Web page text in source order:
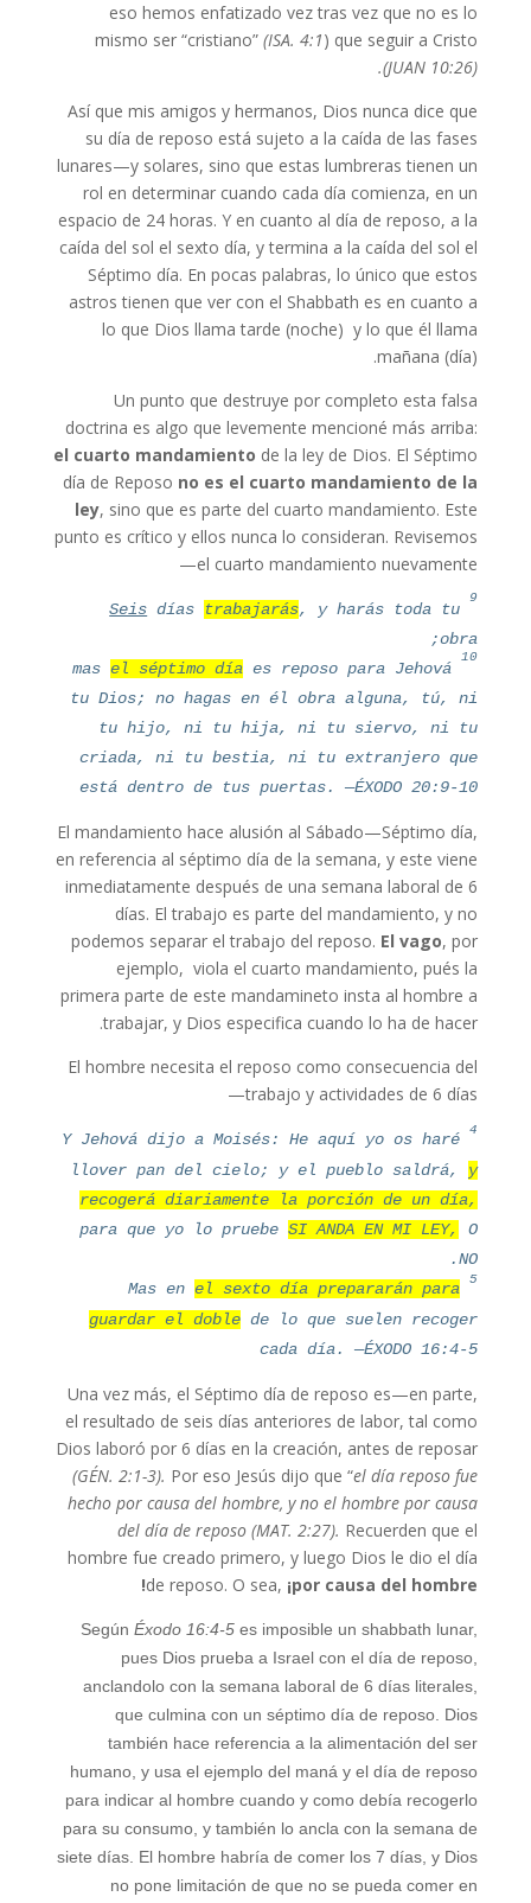
eso hemos enfatizado vez tras vez que no es lo
mismo ser “cristiano”(ISA. 4:1) que seguir a Cristo
(JUAN 10:26).
Así que mis amigos y hermanos, Dios nunca dice que
su día de reposo está sujeto a la caída de las fases
lunares—y solares, sino que estas lumbreras tienen un
rol en determinar cuando cada día comienza, en un
espacio de 24 horas. Y en cuanto al día de reposo, a la
caída del sol el sexto día, y termina a la caída del sol el
Séptimo día. En pocas palabras, lo único que estos
astros tienen que ver con el Shabbath es en cuanto a
lo que Dios llama tarde (noche) y lo que él llama
mañana (día).
Un punto que destruye por completo esta falsa
doctrina es algo que levemente mencioné más arriba:
el cuarto mandamiento de la ley de Dios. El Séptimo
día de Reposo no es el cuarto mandamiento de la
ley, sino que es parte del cuarto mandamiento. Este
punto es crítico y ellos nunca lo consideran. Revisemos
el cuarto mandamiento nuevamente—
9
Seis días trabajarás, y harás toda tu
obra;
10
masel séptimo día es reposo para Jehová
tu Dios; no hagas en él obra alguna, tú, ni
tu hijo, ni tu hija, ni tu siervo, ni tu
criada, ni tu bestia, ni tu extranjero que
está dentro de tus puertas. —ÉXODO 20:9-10
El mandamiento hace alusión al Sábado—Séptimo día,
en referencia al séptimo día de la semana, y este viene
inmediatamente después de una semana laboral de 6
días. El trabajo es parte del mandamiento, y no
podemos separar el trabajo del reposo. El vago, por
ejemplo, viola el cuarto mandamiento, pués la
primera parte de este mandamineto insta al hombre a
trabajar, y Dios especifica cuando lo ha de hacer.
El hombre necesita el reposo como consecuencia del
trabajo y actividades de 6 días—
4
Y Jehová dijo a Moisés: He aquí yo os haré
llover pan del cielo; y el pueblo saldrá, y
recogerá diariamente la porción de un día,
para que yo lo pruebeSI ANDA EN MI LEY,
O
NO.
5
el sexto día prepararán para
guardar el doble de lo que suelen recoger
cada día. —ÉXODO 16:4-5
Una vez más, el Séptimo día de reposo es—en parte,
el resultado de seis días anteriores de labor, tal como
Dios laboró por 6 días en la creación, antes de reposar
(GÉN. 2:1-3). Por eso Jesús dijo que “el día reposo fue
hecho por causa del hombre, y no el hombre por causa
del día de reposo (MAT. 2:27). Recuerden que el
hombre fue creado primero, y luego Dios le dio el día
de reposo. O sea, ¡por causa del hombre!
Según Éxodo 16:4-5 es imposible un shabbath lunar,
pues Dios prueba a Israel con el día de reposo,
anclandolo con la semana laboral de 6 días literales,
que culmina con un séptimo día de reposo. Dios
también hace referencia a la alimentación del ser
humano, y usa el ejemplo del maná y el día de reposo
para indicar al hombre cuando y como debía recogerlo
para su consumo, y también lo ancla con la semana de
siete días. El hombre habría de comer los 7 días, y Dios
no pone limitación de que no se pueda comer en